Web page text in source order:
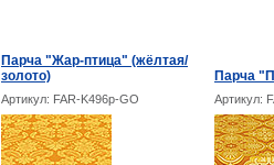
Парча "Жар-птица" (жёлтая/
золото)
Парча
Артикул: FAR-K496p-GO Артикул: